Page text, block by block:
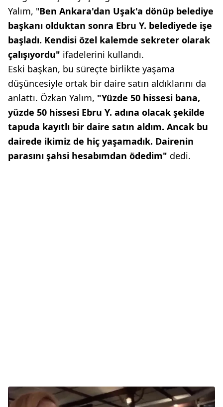
Yalım, "Ben Ankara'dan Uşak'a dönüp belediye
başkanı olduktan sonra Ebru Y. belediyede işe
başladı. Kendisi özel kalemde sekreter olarak
çalışıyordu" ifadelerini kullandı.
Eski başkan, bu süreçte birlikte yaşama
düşüncesiyle ortak bir daire satın aldıklarını da
anlattı. Özkan Yalım, "Yüzde 50 hissesi bana,
yüzde 50 hissesi Ebru Y. adına olacak şekilde
tapuda kayıtlı bir daire satın aldım. Ancak bu
dairede ikimiz de hiç yaşamadık. Dairenin
parasını şahsi hesabımdan ödedim" dedi.